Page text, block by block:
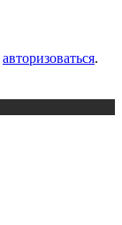
авторизоваться.